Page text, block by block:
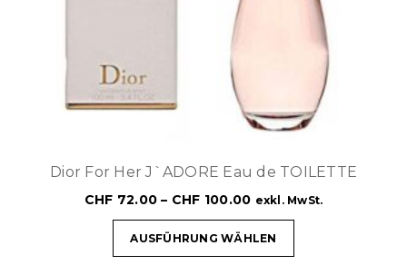
Dior For Her J`ADORE Eau de TOILETTE
CHF 72.00 – CHF 100.00 exkl. MwSt.
AUSFÜHRUNG WÄHLEN